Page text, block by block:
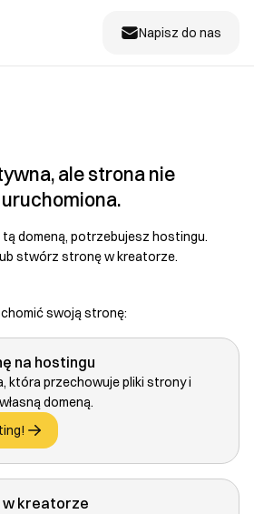
Napisz do nas
ale strona nie
tą domeną, potrzebujesz hostingu.
stwórz stronę w kreatorze.
swoją stronę:
na hostingu
która przechowuje pliki strony i
domeną.
kreatorze